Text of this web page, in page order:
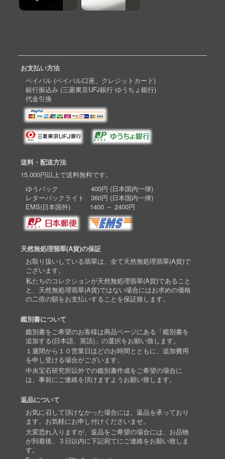
お支払い方法
ペイパル (ペイパル口座、クレジットカード)
銀行振込み (三菱東京UFJ銀行 ゆうちょ銀行)
代金引換
送料・配送方法
15,000円以上で送料無料です。
ゆうパック 400円 (日本国内一律)
レターパックライト 360円 (日本国内一律)
EMS(日本国外) 1400 ～ 2400円
天然無処理翡翠(A貨)の保証
お取り扱いしている翡翠は、全て天然無処理翡翠(A貨)で
ございます。
私たちのコレクションが天然無処理翡翠(A貨)であること
と、天然無処理翡翠(A貨)ではない場合にはお求めの価格
の二倍の額をお支払いすることを保証致します。
鑑別書について
鑑別書をご希望のお客様は商品ページにある「鑑別書を
追加する(日本語、英語)」の選択をお願い致します。
１週間から１０営業日ほどのお時間とともに、追加費用
を申し受ける場合がございます。
中央宝石研究所以外での鑑別書作成をご希望の場合に
は、事前にご連絡を頂けますようお願い致します。
返品について
お気に召して頂けなかった場合には、返品を承っており
ます。お気軽にお申し付けくださいませ。
大変恐れ入りますが、返品をご希望の場合には、お品物
が到着後、３日以内に下記宛てにご連絡をお願い致しま
す。